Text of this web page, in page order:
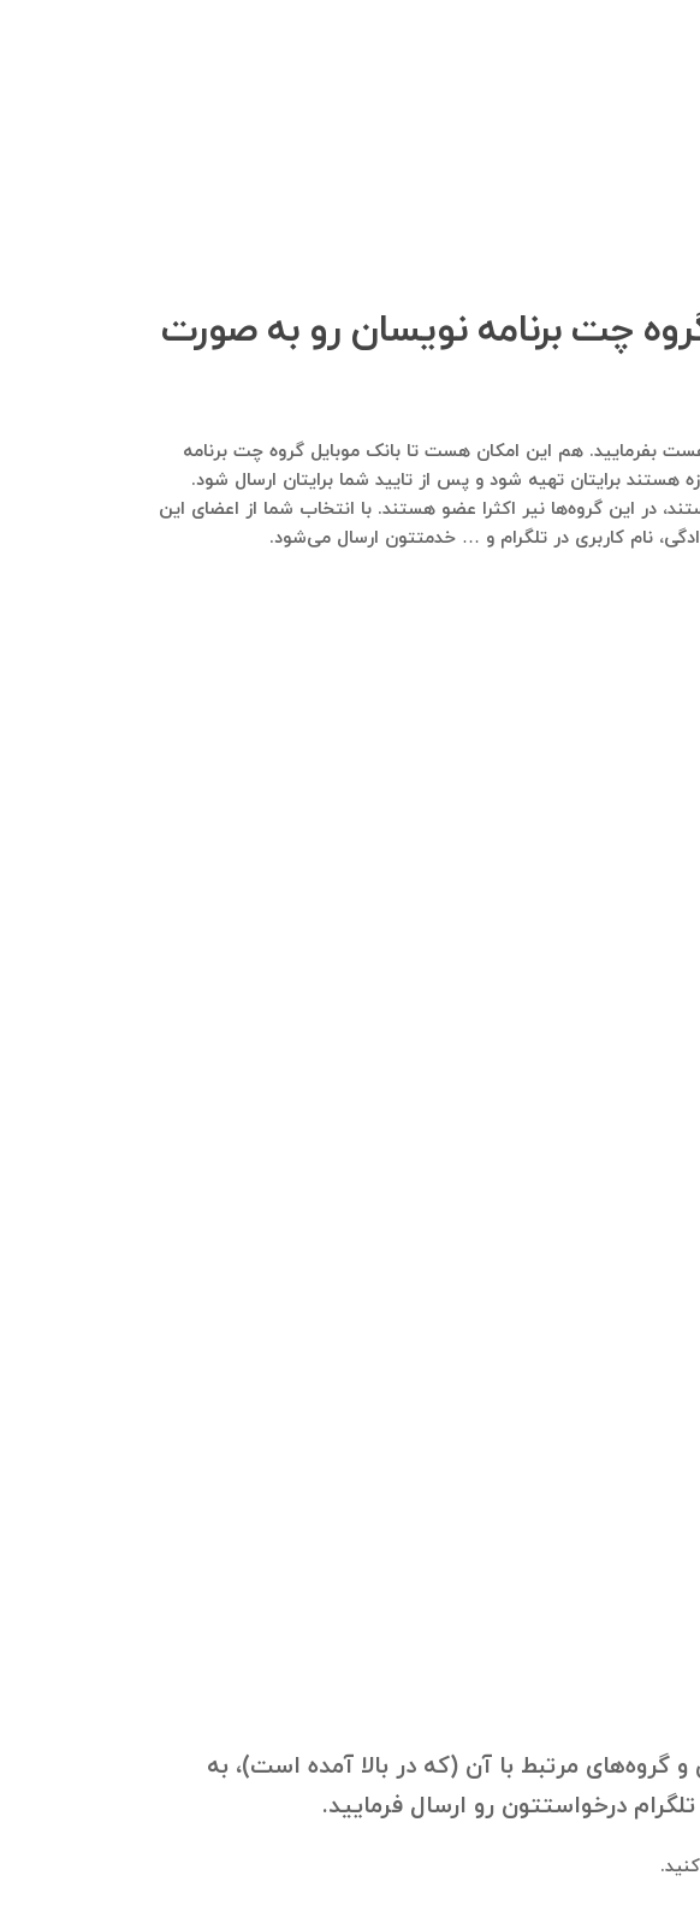
چت برنامه نویسان رو به صورت
توضیحی نیاز هست بفرمایید. هم این امکان هست تا بانک موبایل گروه چت برنامه
برایتان تهیه شود و پس از تایید شما برایتان ارسال شود.
در این گروه‌ها نیر اکثرا عضو هستند. با انتخاب شما از اعضای این
نام کاربری در تلگرام و … خدمتتون ارسال می‌شود.
گروه‌های مرتبط با آن (که در بالا آمده است)، به